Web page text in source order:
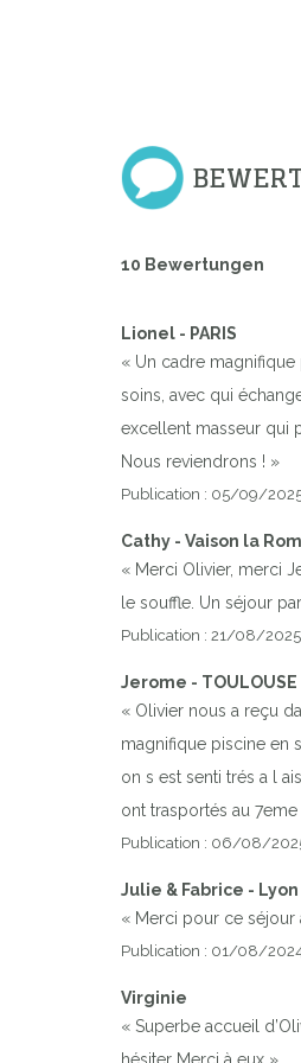
10 Bewertungen
Lionel - PARIS
« Un cadre
soins, avec qui
excellent masseur qui
Nous reviendrons ! »
Publication : 05/09/
Cathy - Vaison la
« Merci Olivier, merci
le souffle. Un séjour
Publication : 21/08/2025
Jerome - TOULOUSE
« Olivier nous a reçu
magnifique piscine en
on s est senti trés a l
ont trasportés au
Publication : 06/08/
Julie & Fabrice - Lyon
« Merci pour ce séjour
Publication : 01/08/
Virginie
« Superbe accueil